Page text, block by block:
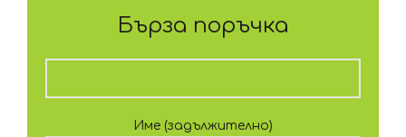
Бърза поръчка
Име (задължително)